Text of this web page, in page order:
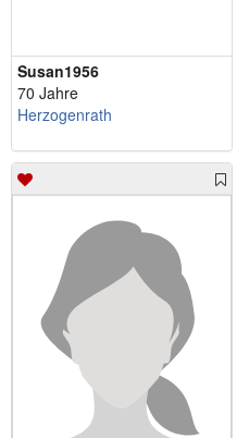
Susan1956
70 Jahre
Herzogenrath